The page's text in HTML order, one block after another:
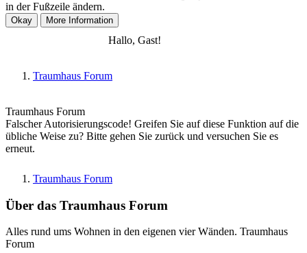
in der Fußzeile ändern.
Hallo, Gast!
Traumhaus Forum
Traumhaus Forum
Falscher Autorisierungscode! Greifen Sie auf diese Funktion auf die
übliche Weise zu? Bitte gehen Sie zurück und versuchen Sie es
erneut.
Traumhaus Forum
Über das Traumhaus Forum
Alles rund ums Wohnen in den eigenen vier Wänden. Traumhaus
Forum